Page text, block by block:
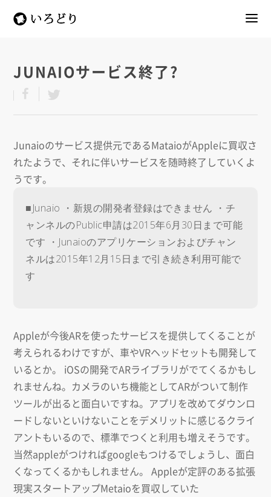
JUNAIOサービス終了?
Junaioのサービス提供元であるMataioがAppleに買収さ
れたようで、それに伴いサービスを随時終了していくよ
うです。
■Junaio ・新規の開発者登録はできません ・チ
ャンネルのPublic申請は2015年6月30日まで可能
です ・Junaioのアプリケーションおよびチャン
ネルは2015年12月15日まで引き続き利用可能で
す
Appleが今後ARを使ったサービスを提供してくることが
考えられるわけですが、車やVRヘッドセットも開発して
いるとか。 iOSの開発でARライブラリがでてくるかもし
れませんね。カメラのいち機能としてARがついて制作
ツールが出ると面白いですね。アプリを改めてダウンロ
ードしないといけないことをデメリットに感じるクライ
アントもいるので、標準でつくと利用も増えそうです。
当然appleがつければgoogleもつけるでしょうし、面白
くなってくるかもしれません。 Appleが定評のある拡張
現実スタートアップMetaioを買収していた